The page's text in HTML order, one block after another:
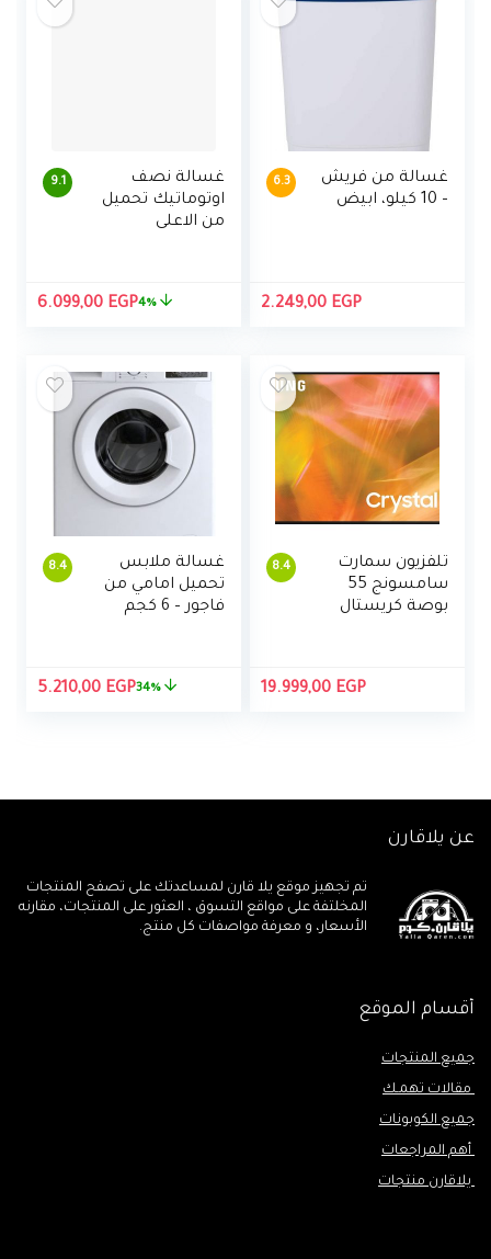
6.3
غسالة من فريش
– 10 كيلو، ابيض
2.249,00 EGP
9.1
غسالة نصف
اوتوماتيك تحميل
من الاعلى
السعر
6.350,00 EGP.
6.099,00 EGP 4%
8.4
تلفزيون سمارت
سامسونج 55
بوصة كريستال
العالي HDR مع
19.999,00 EGP
8.4
غسالة ملابس
تحميل امامي من
فاجور – 6 كجم
السعر5.210,00 EGP 34%
عن يلاقارن
تم تجهيز موقع يلا قارن لمساعدتك على تصفح المنتجات
المخلتفة على مواقع التسوق ، العثور على المنتجات، مقارنه
الأسعار، و معرفة مواصفات كل منتج.
أقسام الموقع
جميع المنتجات
مقالات تهمـك
جميع الكوبونات
أهم المراجعات
يلاقارن منتجات